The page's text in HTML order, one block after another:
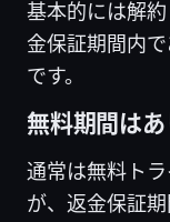
基本的には解
金保証期間内
です。
無料期間はあ
通常は無料ト
が、返金保証